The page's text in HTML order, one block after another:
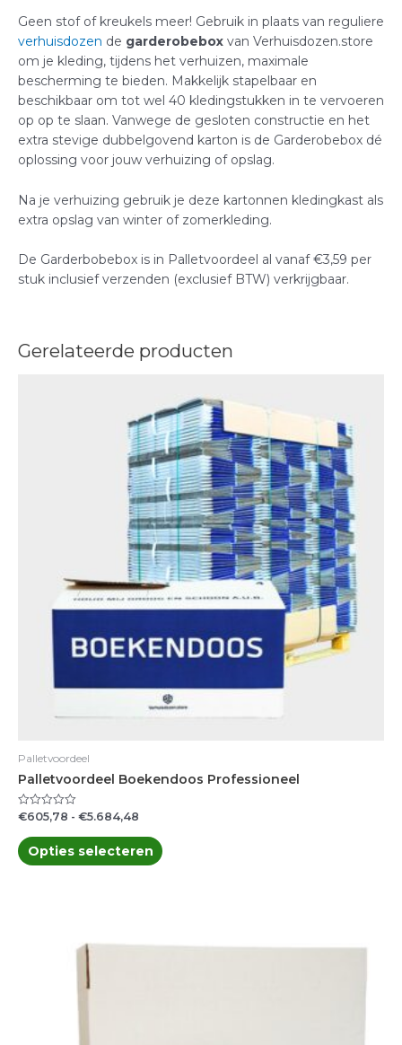
Geen stof of kreukels meer! Gebruik in plaats van reguliere
verhuisdozen de garderobebox van Verhuisdozen.store
om je kleding, tijdens het verhuizen, maximale
bescherming te bieden. Makkelijk stapelbaar en
beschikbaar om tot wel 40 kledingstukken in te vervoeren
op op te slaan. Vanwege de gesloten constructie en het
extra stevige dubbelgovend karton is de Garderobebox dé
oplossing voor jouw verhuizing of opslag.
Na je verhuizing gebruik je deze kartonnen kledingkast als
extra opslag van winter of zomerkleding.
De Garderbobebox is in Palletvoordeel al vanaf €3,59 per
stuk inclusief verzenden (exclusief BTW) verkrijgbaar.
Gerelateerde producten
Palletvoordeel
Palletvoordeel Boekendoos Professioneel
Gewaardeerd
uit
5
€605,78 - €5.684,48
tot
€5.684,48
Opties selecteren
product
heeft
meerdere
variaties.
Deze
optie
kan
gekozen
worden
op
de
heeft